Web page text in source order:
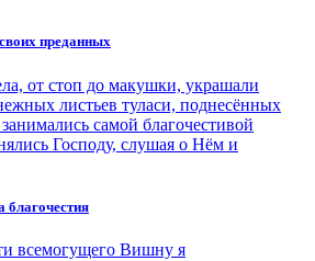
преданных
благочестия